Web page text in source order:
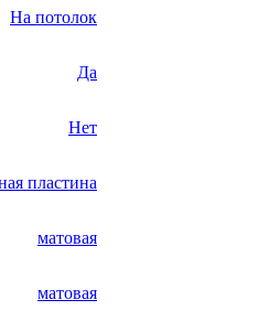
На потолок
Да
Нет
пластина
матовая
матовая